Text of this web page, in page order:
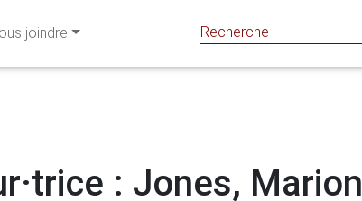
joindre
: Jones, Marion